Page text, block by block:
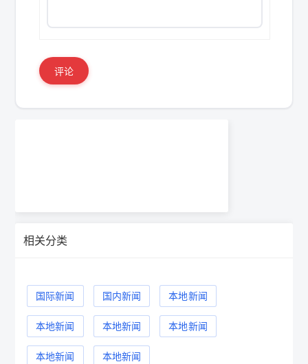
评论
相关分类
国际新闻 国内新闻 本地新闻
本地新闻 本地新闻 本地新闻
本地新闻 本地新闻